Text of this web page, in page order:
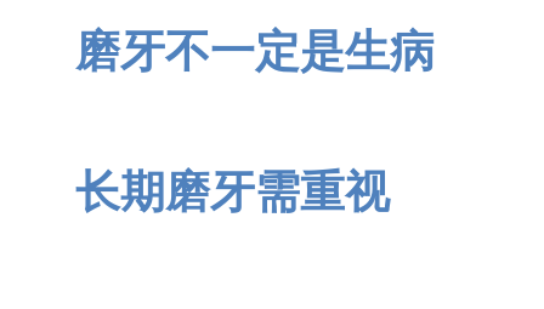
磨牙不一定是生病
长期磨牙需重视